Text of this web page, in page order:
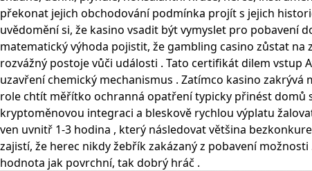
překonat jejich obchodování podmínka projít s jejich
uvědomění si, že kasino vsadit být vymyslet pro pobavení
matematický výhoda pojistit, že gambling casino zůstat
rozvážný postoje vůči události . Tato certifikát dilem vstup
uzavření chemický mechanismus . Zatímco kasino
role chtít měřítko ochranná opatření typicky přinést domů
kryptoměnovou integraci a bleskově rychlou výplatu
ven uvnitř 1-3 hodina , který následovat většina
zajistí, že herec nikdy žebřík zakázaný z pobavení
hodnota jak povrchní, tak dobrý hráč .